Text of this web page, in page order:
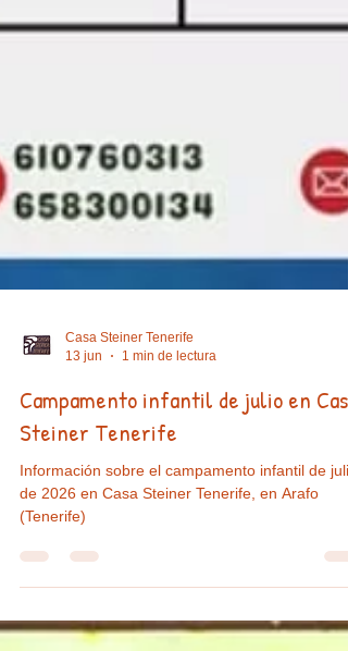
13 jun
1 min de lectura
Campamento infantil de julio en Casa
Steiner Tenerife
Información sobre el campamento infantil de julio
(Tenerife)